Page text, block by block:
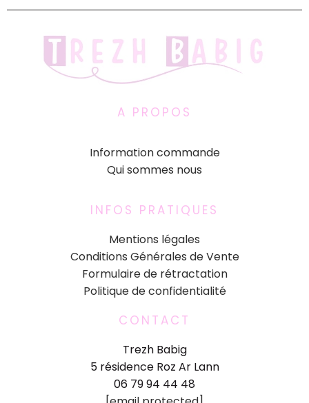
A PROPOS
Information commande
Qui sommes nous
INFOS PRATIQUES
Mentions légales
Conditions Générales de Vente
Formulaire de rétractation
Politique de confidentialité
CONTACT
Trezh Babig
5 résidence Roz Ar Lann
06 79 94 44 48